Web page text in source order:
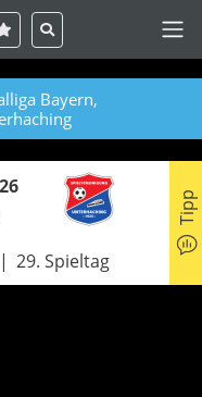
Bayern,
29. Spieltag
Tipp